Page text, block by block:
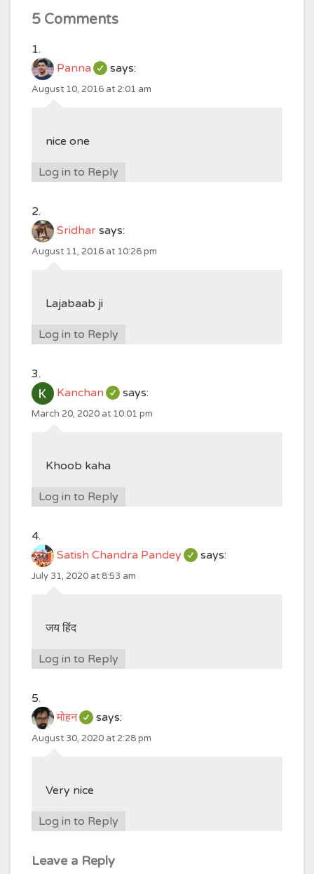
5 Comments
Panna says:
August 10, 2016 at 2:01 am
nice one
Log in to Reply
Sridhar says:
August 11, 2016 at 10:26 pm
Lajabaab ji
Log in to Reply
Kanchan says:
March 20, 2020 at 10:01 pm
Khoob kaha
Log in to Reply
Satish Chandra Pandey says:
July 31, 2020 at 8:53 am
जय हिंद
Log in to Reply
मोहन says:
August 30, 2020 at 2:28 pm
Very nice
Log in to Reply
Leave a Reply